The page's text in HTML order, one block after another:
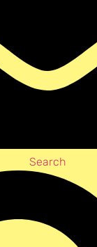
Search